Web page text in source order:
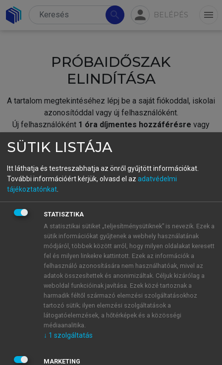
search person BELÉPÉS menu
PRÓBAIDŐSZAK
ELINDÍTÁSA
A tartalom megtekintéséhez lépj be a saját fiókoddal, iskolai
azonosítóddal vagy új felhasználóként.
Új felhasználóként 1 óra díjmentes hozzáférésre vagy
fiókoddal,vagy hozz létre új fiókot.
A regisztráció után apróbaidőszakautomatikusan
BELÉPÉS SAJÁT FIÓKKAL
ÚJ FIÓK LÉTREHOZÁSA
1 óra díjmentes hozzáférés
E-MAIL-CÍM
JELSZÓ
SÜTIK LISTÁJA
Itt láthatja és testreszabhatja az önről gyűjtött információkat.
További információért kérjük, olvasd el az adatvédelmi
tájékoztatónkat
STATISZTIKA
A statisztikai sütiket „teljesítménysütiknek” is nevezik. Ezek a
sütik információkat gyűjtenek a webhely használatának
módjáról, többek között arról, hogy milyen oldalakat keresett
fel és milyen linkekre kattintott. Ezek az információk a
felhasználó azonosítására nem használhatóak, mivel az
adatok összesítettek és anonimizáltak. Céljuk kizárólag a
weboldal funkcióinak javítása. Ezek közé tartoznak a
harmadik féltől származó elemzési szolgáltatásokhoz
tartozó sütik; ilyen elemzési szolgáltatások a
látogatóelemzések, a hőtérképek és a közösségi
médiaanalitika.
↓ 1 szolgáltatás
MARKETING